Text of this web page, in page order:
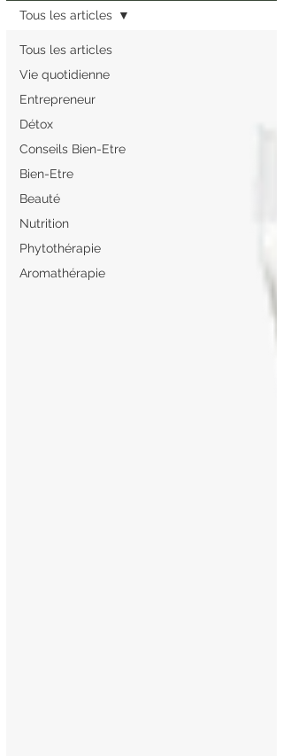
Tous les articles
Vie quotidienne
Entrepreneur
Détox
Conseils Bien-Etre
Bien-Etre
Beauté
Nutrition
Phytothérapie
Aromathérapie
Tous les articles